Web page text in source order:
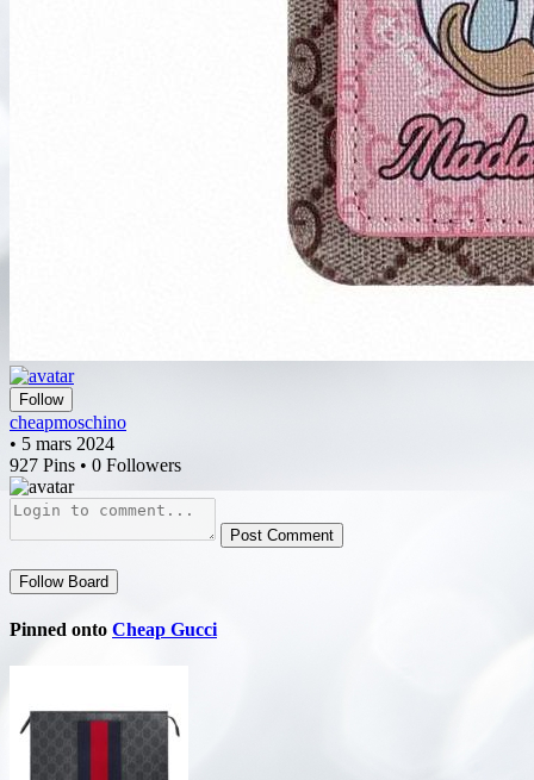
Follow
cheapmoschino
• 5 mars 2024
927 Pins • 0 Followers
Post Comment
Follow Board
Pinned onto Cheap Gucci